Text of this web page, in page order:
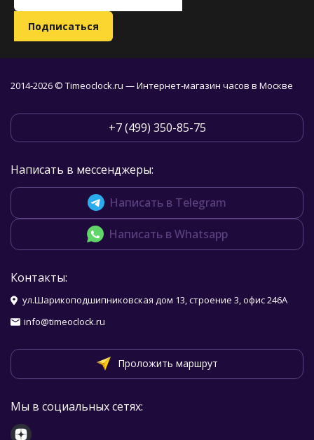
2014-2026 © Timeoclock.ru — Интернет-магазин часов в Москве
+7 (499) 350-85-75
Написать в мессенджеры:
Написать в Telegram
Написать в Whatsapp
Контакты:
ул.Шарикоподшипниковская дом 13, строение 3, офис 246А
info@timeoclock.ru
Проложить маршрут
Мы в социальных сетях: